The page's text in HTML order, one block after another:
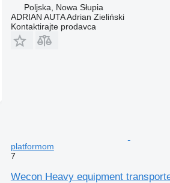
Poljska, Nowa Słupia
ADRIAN AUTA Adrian Zieliński
Kontaktirajte prodavca
platformom
7
Wecon Heavy equipment